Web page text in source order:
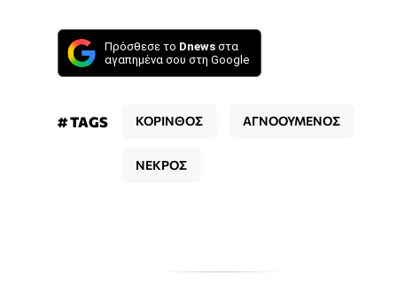
Πρόσθεσε το Dnews στα
αγαπημένα σου στη Google
# TAGS ΚΟΡΙΝΘΟΣ ΑΓΝΟΟΥΜΕΝΟΣ
ΝΕΚΡΟΣ